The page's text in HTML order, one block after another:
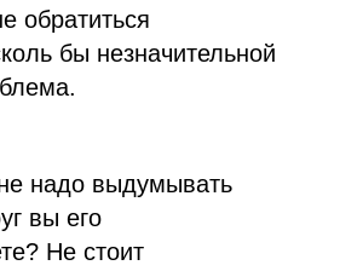
обратиться
бы незначительной
надо выдумывать
вы его
Не стоит